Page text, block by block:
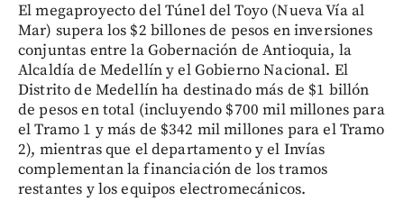
El megaproyecto del Túnel del Toyo (Nueva Vía al
Mar) supera los $2 billones de pesos en inversiones
conjuntas entre la Gobernación de Antioquia, la
Alcaldía de Medellín y el Gobierno Nacional. El
Distrito de Medellín ha destinado más de $1 billón
de pesos en total (incluyendo $700 mil millones para
el Tramo 1 y más de $342 mil millones para el Tramo
2), mientras que el departamento y el Invías
complementan la financiación de los tramos
restantes y los equipos electromecánicos.